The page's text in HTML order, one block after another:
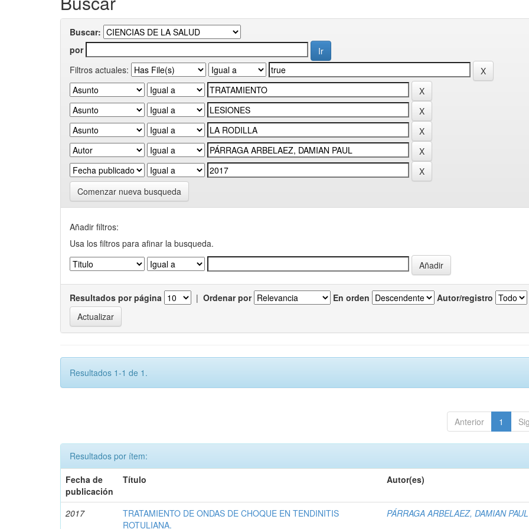
Buscar:
por
Filtros actuales:
Comenzar nueva busqueda
Añadir filtros:
Usa los filtros para afinar la busqueda.
Resultados por página | Ordenar por En orden Autor/registro
Resultados 1-1 de 1.
Anterior 1
Resultados por ítem:
Fecha de
publicación
Título Autor(es)
2017
TRATAMIENTO DE ONDAS DE CHOQUE EN TENDINITIS
ROTULIANA.
PÁRRAGA ARBELAEZ, DAMIAN PAUL